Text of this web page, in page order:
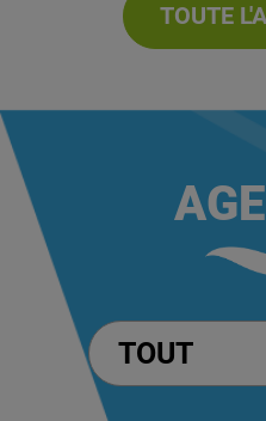
Les 21 juillet et 20
fortifications séculaires
gourmandes...
TOUTE